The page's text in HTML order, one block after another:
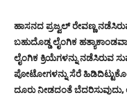
ಹಾಸನದ ಪ್ರಜ್ವಲ್ ರೇವಣ್ಣ
ಬಹುದೊಡ್ಡ ಲೈಂಗಿಕ
ಲೈಂಗಿಕ ಕ್ರಿಯೆಗಳನ್ನು ನಡೆಸಿರುವ
ಪೋಟೋಗಳನ್ನು ಸೆರೆ
ದೂರು ನೀಡದಂತೆ